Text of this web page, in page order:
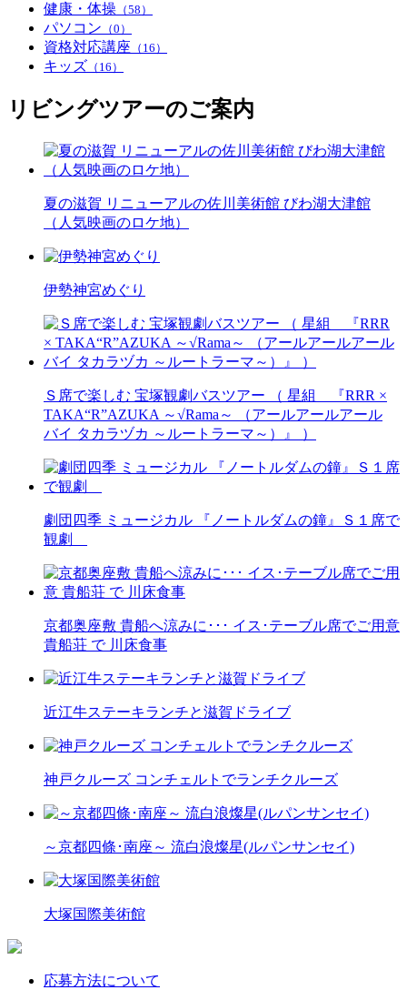
健康・体操 （58）
パソコン （0）
資格対応講座 （16）
キッズ （16）
リビングツアーのご案内
夏の滋賀 リニューアルの佐川美術館 びわ湖大津館
（人気映画のロケ地）
伊勢神宮めぐり
Ｓ席で楽しむ 宝塚観劇バスツアー （ 星組 『RRR ×
TAKA“R”AZUKA ～√Rama～ （アールアールアール
バイ タカラヅカ ～ルートラーマ～）』 ）
劇団四季 ミュージカル 『ノートルダムの鐘』Ｓ１席で
観劇
京都奥座敷 貴船へ涼みに･･･ イス･テーブル席でご用意
貴船荘 で 川床食事
近江牛ステーキランチと滋賀ドライブ
神戸クルーズ コンチェルトでランチクルーズ
～京都四條･南座～ 流白浪燦星(ルパンサンセイ)
大塚国際美術館
応募方法について